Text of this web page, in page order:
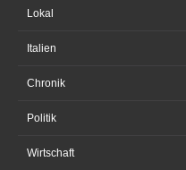
Lokal
Italien
Chronik
Politik
Wirtschaft